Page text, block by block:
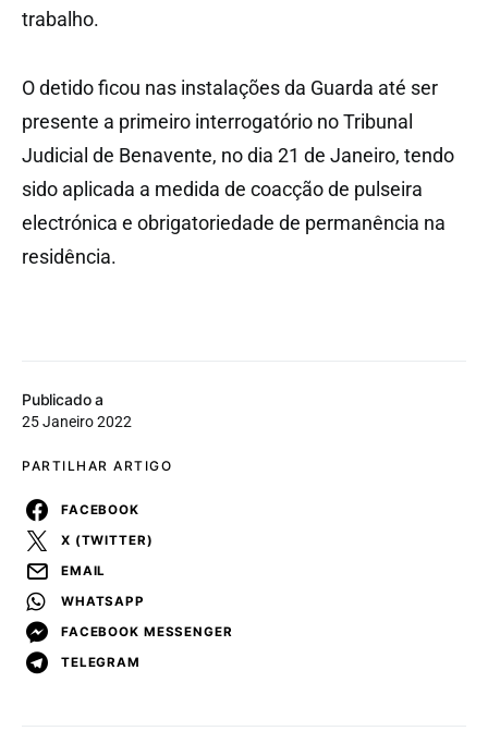
Publicado a
25 Janeiro 2022
PARTILHAR ARTIGO
FACEBOOK
X (TWITTER)
EMAIL
WHATSAPP
FACEBOOK MESSENGER
TELEGRAM
trabalho.
O detido ficou nas instalações da Guarda até ser
presente a primeiro interrogatório no Tribunal
Judicial de Benavente, no dia 21 de Janeiro, tendo
sido aplicada a medida de coacção de pulseira
electrónica e obrigatoriedade de permanência na
residência.